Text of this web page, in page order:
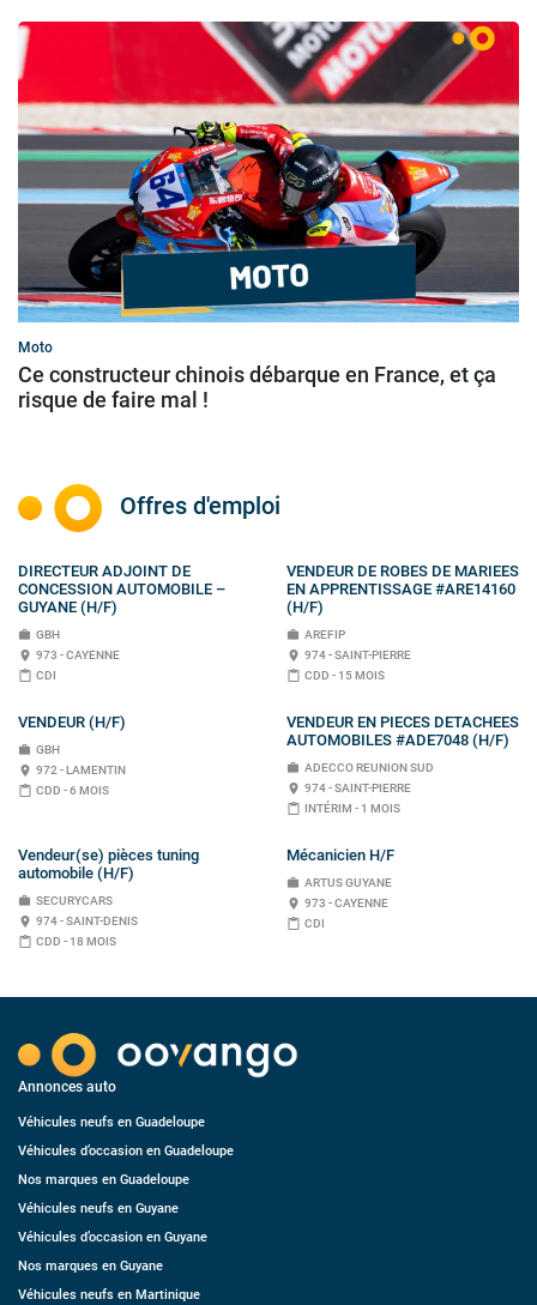
Moto
Ce constructeur chinois débarque en France, et ça
risque de faire mal !
Offres d'emploi
DIRECTEUR ADJOINT DE
CONCESSION AUTOMOBILE –
GUYANE (H/F)
work GBH
place 973 - CAYENNE
content_paste CDI
VENDEUR DE ROBES DE MARIEES
EN APPRENTISSAGE #ARE14160
(H/F)
work AREFIP
place 974 - SAINT-PIERRE
content_paste CDD - 15 MOIS
VENDEUR (H/F)
work GBH
place 972 - LAMENTIN
content_paste CDD - 6 MOIS
VENDEUR EN PIECES DETACHEES
AUTOMOBILES #ADE7048 (H/F)
work ADECCO REUNION SUD
place 974 - SAINT-PIERRE
content_paste INTÉRIM - 1 MOIS
Vendeur(se) pièces tuning
automobile (H/F)
work SECURYCARS
place 974 - SAINT-DENIS
content_paste CDD - 18 MOIS
Mécanicien H/F
work ARTUS GUYANE
place 973 - CAYENNE
content_paste CDI
Annonces auto
Véhicules neufs en Guadeloupe
Véhicules d’occasion en Guadeloupe
Nos marques en Guadeloupe
Véhicules neufs en Guyane
Véhicules d’occasion en Guyane
Nos marques en Guyane
Véhicules neufs en Martinique